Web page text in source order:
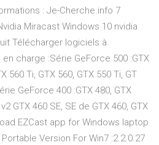
: Je-Cherche.info 7
Miracast Windows 10 nvidia
Télécharger logiciels à
charge :Série GeForce 500 :GTX
560 Ti, GTX 560, GTX 550 Ti, GT
GeForce 400 :GTX 480, GTX
GTX 460 SE, SE de GTX 460, GTX
EZCast app for Windows laptop
Version For Win7 :2.2.0.27